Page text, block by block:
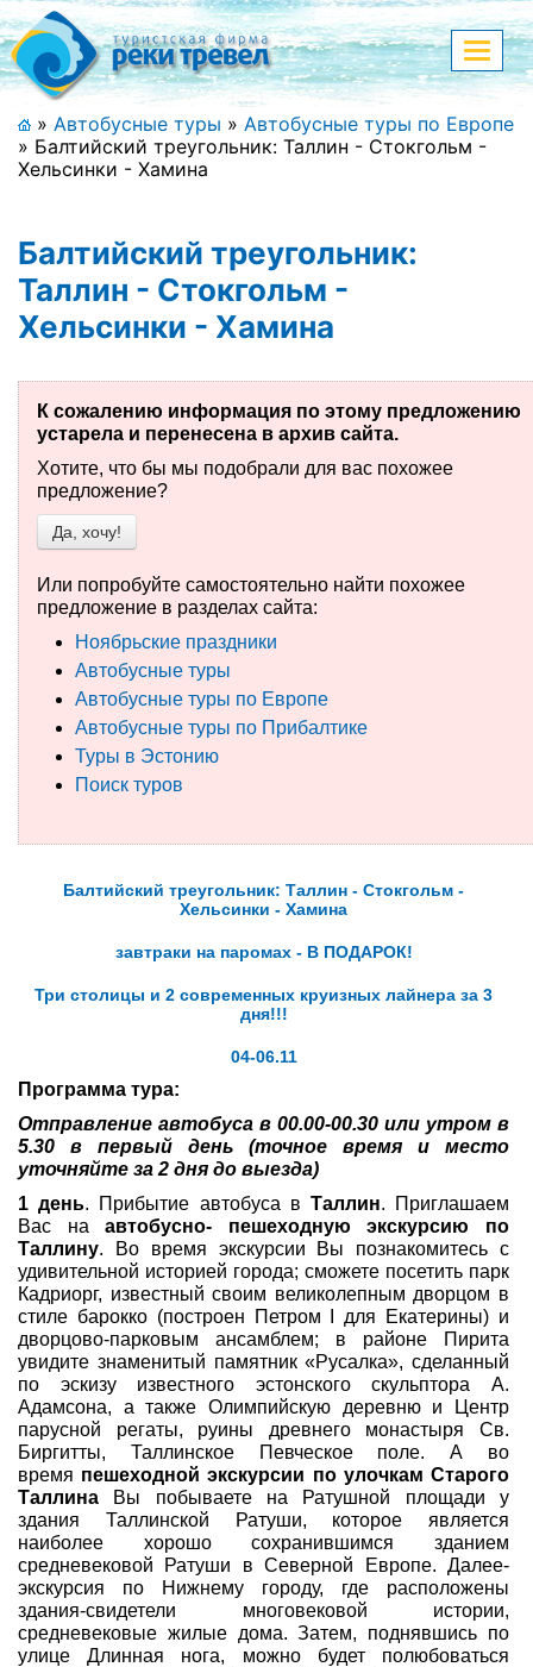
Меню
+7 (911) 182-44-68
Адрес офиса, контакты
Главная
Праздничные туры
Страны и направления
Поиск тура
Туры по России
Автобусные туры
Круизы
Туры на пароме
Авиабилеты
Услуги
Отзывы
меню
» Автобусные туры » Автобусные туры по Европе
» Балтийский треугольник: Таллин - Стокгольм -
Хельсинки - Хамина
Балтийский треугольник:
Таллин - Стокгольм -
Хельсинки - Хамина
К сожалению информация по этому предложению
устарела и перенесена в архив сайта.
Хотите, что бы мы подобрали для вас похожее
предложение?
Да, хочу!
Или попробуйте самостоятельно найти похожее
предложение в разделах сайта:
Ноябрьские праздники
Автобусные туры
Автобусные туры по Европе
Автобусные туры по Прибалтике
Туры в Эстонию
Поиск туров
Балтийский треугольник: Таллин - Стокгольм -
Хельсинки - Хамина
завтраки на паромах - В ПОДАРОК!
Три столицы и 2 современных круизных лайнера за 3
дня!!!
04-06.11
Программа тура:
Отправление автобуса в 00.00-00.30 или утром в
5.30 в первый день (точное время и место
уточняйте за 2 дня до выезда)
1 день. Прибытие автобуса в Таллин. Приглашаем
Вас наавтобусно- пешеходную экскурсию по
Таллину. Во время экскурсии Вы познакомитесь с
удивительной историей города; сможете посетить парк
Кадриорг, известный своим великолепным дворцом в
стиле барокко (построен Петром I для Екатерины) и
дворцово-парковым ансамблем; в районе Пирита
увидите знаменитый памятник «Русалка», сделанный
по эскизу известного эстонского скульптора А.
Адамсона, а также Олимпийскую деревню и Центр
парусной регаты, руины древнего монастыря Св.
Биргитты, Таллинское Певческое поле. А во
время пешеходной экскурсии по улочкам Старого
Таллина Вы побываете на Ратушной площади у
здания Таллинской Ратуши, которое является
наиболее хорошо сохранившимся зданием
средневековой Ратуши в Северной Европе. Далее-
экскурсия по Нижнему городу, где расположены
здания-свидетели многовековой истории,
средневековые жилые дома. Затем, поднявшись по
улице Длинная нога, можно будет полюбоваться